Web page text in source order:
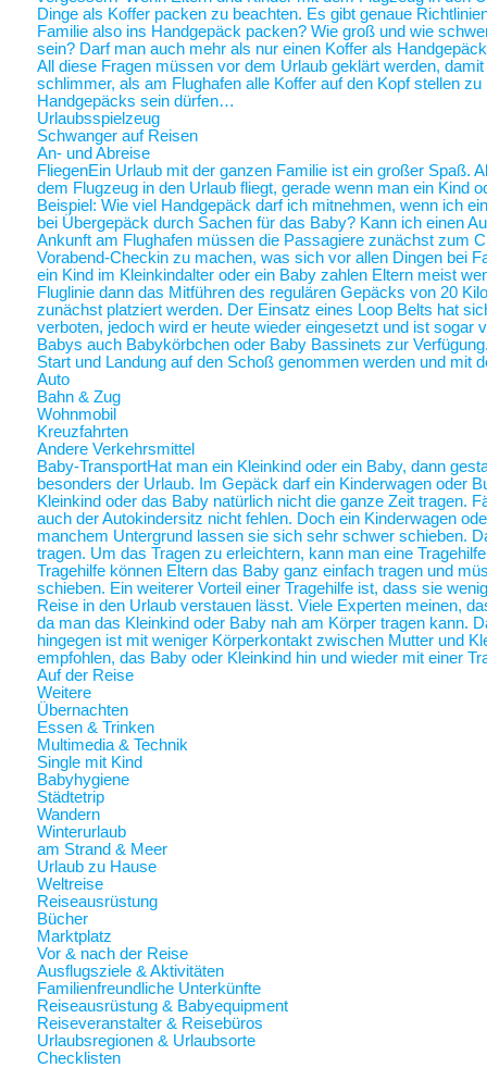
Dinge als Koffer packen zu beachten. Es gibt genaue
Familie also ins Handgepäck packen? Wie groß und wie
sein? Darf man auch mehr als nur einen Koffer als
All diese Fragen müssen vor dem Urlaub geklärt werden,
schlimmer, als am Flughafen alle Koffer auf den Kopf stellen
Handgepäcks sein dürfen…
Urlaubsspielzeug
Schwanger auf Reisen
An- und Abreise
FliegenEin Urlaub mit der ganzen Familie ist ein großer Spaß.
dem Flugzeug in den Urlaub fliegt, gerade wenn man ein Kind
Beispiel: Wie viel Handgepäck darf ich mitnehmen, wenn ich
bei Übergepäck durch Sachen für das Baby? Kann ich einen
Ankunft am Flughafen müssen die Passagiere zunächst zum
Vorabend-Checkin zu machen, was sich vor allen Dingen bei
ein Kind im Kleinkindalter oder ein Baby zahlen Eltern meist
Fluglinie dann das Mitführen des regulären Gepäcks von 20
zunächst platziert werden. Der Einsatz eines Loop Belts hat
verboten, jedoch wird er heute wieder eingesetzt und ist sogar
Babys auch Babykörbchen oder Baby Bassinets zur
Start und Landung auf den Schoß genommen werden und mit
Auto
Bahn & Zug
Wohnmobil
Kreuzfahrten
Andere Verkehrsmittel
Baby-TransportHat man ein Kleinkind oder ein Baby, dann
besonders der Urlaub. Im Gepäck darf ein Kinderwagen oder
Kleinkind oder das Baby natürlich nicht die ganze Zeit tragen.
auch der Autokindersitz nicht fehlen. Doch ein Kinderwagen
manchem Untergrund lassen sie sich sehr schwer schieben.
tragen. Um das Tragen zu erleichtern, kann man eine
Tragehilfe können Eltern das Baby ganz einfach tragen und
schieben. Ein weiterer Vorteil einer Tragehilfe ist, dass sie
Reise in den Urlaub verstauen lässt. Viele Experten meinen,
da man das Kleinkind oder Baby nah am Körper tragen kann.
hingegen ist mit weniger Körperkontakt zwischen Mutter und
empfohlen, das Baby oder Kleinkind hin und wieder mit einer
Auf der Reise
Weitere
Übernachten
Essen & Trinken
Multimedia & Technik
Single mit Kind
Babyhygiene
Städtetrip
Wandern
Winterurlaub
am Strand & Meer
Urlaub zu Hause
Weltreise
Reiseausrüstung
Bücher
Marktplatz
Vor & nach der Reise
Ausflugsziele & Aktivitäten
Familienfreundliche Unterkünfte
Reiseausrüstung & Babyequipment
Reiseveranstalter & Reisebüros
Urlaubsregionen & Urlaubsorte
Checklisten